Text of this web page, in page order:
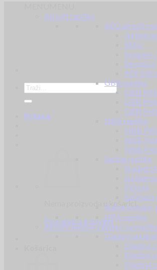
Prijava
Nema proizvoda u košarici.
Povratak u trgovinu
Airsoft replike
AEG airsoft
Jurišne
SMG
Snajperi
Strojnice
AEP
GBB replike
GBB
GBB
GBB
NBB replike
NBB
NBB
NBB
Spring replike
Jurišne
Pištolji
Ručne bombe,
HPA replike
Airsoft dijelovi i dodaci za
Dijelovi
Dijelovi
Dijelovi
Dijelovi